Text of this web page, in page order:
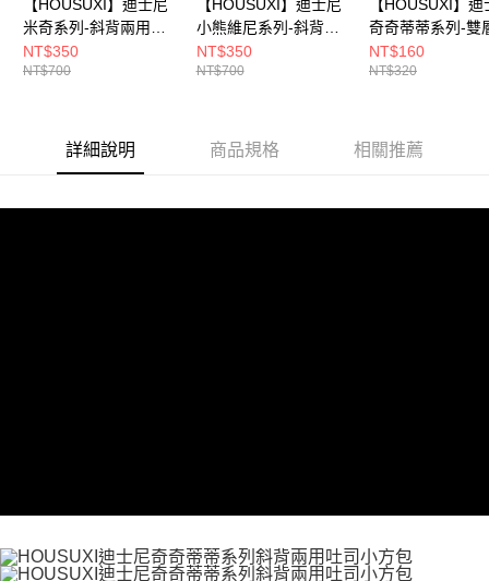
請求用戶進行身份認證。
５．嚴禁一人註冊多個帳號或使用他人資訊註冊。若發現惡意使用之情形，
恩沛科技股份有限公司將有權停止該用戶之使用額度並採取法律行動。
【HOUSUXI】迪士尼
米奇系列-斜背兩用吐
司小方包【絕版出清
↘3折起】＜售價已折
NT$350
NT$700
【HOUSUXI】迪士尼
小熊維尼系列-斜背兩
用吐司小方包【絕版出
清↘3折起】＜售價已
NT$350
NT$700
【HOUSUXI】迪
奇奇蒂蒂系列-雙
袋(百寶袋)【絕
↘3折起】＜售價
NT$160
NT$320
詳細說明 商品規格 相關推薦